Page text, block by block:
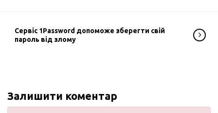
Сервіс 1Password допоможе зберегти свій
пароль від злому
Залишити коментар